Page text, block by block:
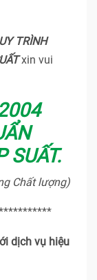
TRÌNH
xin vui
SUẤT.
Chất lượng)
dịch vụ hiệu